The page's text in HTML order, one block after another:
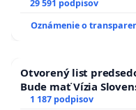
29 591 podpisov
Oznámenie o
Otvorený list
Bude mať Vízia
1 187 podpisov